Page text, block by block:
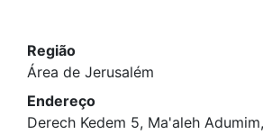
Região
Área de Jerusalém
Endereço
Derech Kedem 5, Ma'aleh